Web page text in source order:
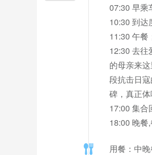
07:30 早乘
10:30 到达
11:30 午餐
12:30 去
的母亲来
段抗击日
碑，真正
17:00 集合
18:00 晚餐
用餐：中